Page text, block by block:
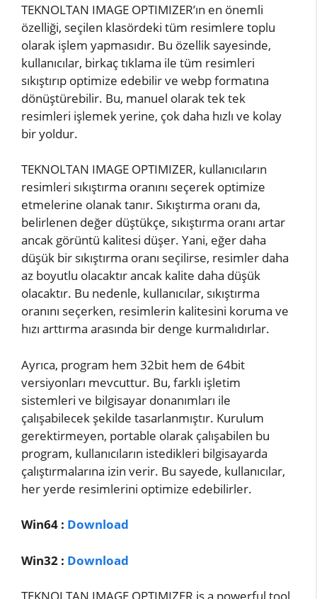
TEKNOLTAN IMAGE OPTIMIZER’ın en önemli
özelliği, seçilen klasördeki tüm resimlere toplu
olarak işlem yapmasıdır. Bu özellik sayesinde,
kullanıcılar, birkaç tıklama ile tüm resimleri
sıkıştırıp optimize edebilir ve webp formatına
dönüştürebilir. Bu, manuel olarak tek tek
resimleri işlemek yerine, çok daha hızlı ve kolay
bir yoldur.
TEKNOLTAN IMAGE OPTIMIZER, kullanıcıların
resimleri sıkıştırma oranını seçerek optimize
etmelerine olanak tanır. Sıkıştırma oranı da,
belirlenen değer düştükçe, sıkıştırma oranı artar
ancak görüntü kalitesi düşer. Yani, eğer daha
düşük bir sıkıştırma oranı seçilirse, resimler daha
az boyutlu olacaktır ancak kalite daha düşük
olacaktır. Bu nedenle, kullanıcılar, sıkıştırma
oranını seçerken, resimlerin kalitesini koruma ve
hızı arttırma arasında bir denge kurmalıdırlar.
Ayrıca, program hem 32bit hem de 64bit
versiyonları mevcuttur. Bu, farklı işletim
sistemleri ve bilgisayar donanımları ile
çalışabilecek şekilde tasarlanmıştır. Kurulum
gerektirmeyen, portable olarak çalışabilen bu
program, kullanıcıların istedikleri bilgisayarda
çalıştırmalarına izin verir. Bu sayede, kullanıcılar,
her yerde resimlerini optimize edebilirler.
Win64 : Download
Win32 : Download